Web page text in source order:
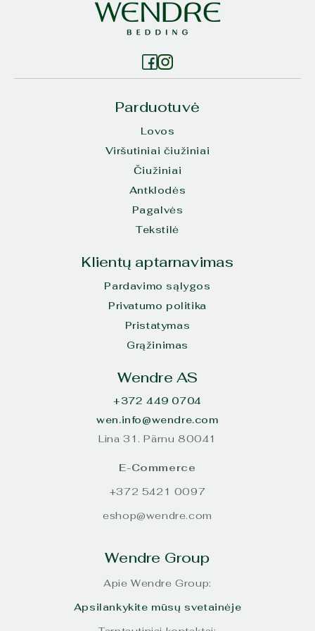
Parduotuvė
Lovos
Viršutiniai čiužiniai
Čiužiniai
Antklodės
Pagalvės
Tekstilė
Klientų aptarnavimas
Pardavimo sąlygos
Privatumo politika
Pristatymas
Grąžinimas
Wendre AS
+372 449 0704
wen.info@wendre.com
Lina 31. Pärnu 80041
E-Commerce
+372 5421 0097
eshop@wendre.com
Wendre Group
Apie Wendre Group:
Apsilankykite mūsų svetainėje